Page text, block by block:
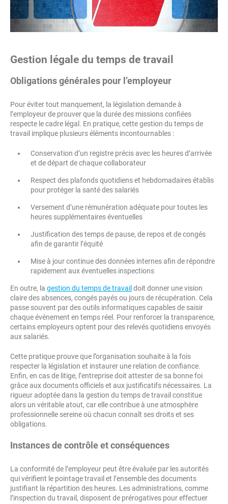
Gestion légale du temps de travail
Obligations générales pour l’employeur
Pour éviter tout manquement, la législation demande à
l’employeur de prouver que la durée des missions confiées
respecte le cadre légal. En pratique, cette gestion du temps de
travail implique plusieurs éléments incontournables :
Conservation d’un registre précis avec les heures d’arrivée
et de départ de chaque collaborateur
Respect des plafonds quotidiens et hebdomadaires établis
pour protéger la santé des salariés
Versement d’une rémunération adéquate pour toutes les
heures supplémentaires éventuelles
Justification des temps de pause, de repos et de congés
afin de garantir l’équité
Mise à jour continue des données internes afin de répondre
rapidement aux éventuelles inspections
En outre, la gestion du temps de travail doit donner une vision
claire des absences, congés payés ou jours de récupération. Cela
passe souvent par des outils informatiques capables de saisir
chaque événement en temps réel. Pour renforcer la transparence,
certains employeurs optent pour des relevés quotidiens envoyés
aux salariés.
Cette pratique prouve que l’organisation souhaite à la fois
respecter la législation et instaurer une relation de confiance.
Enfin, en cas de litige, l’entreprise doit attester de sa bonne foi
grâce aux documents officiels et aux justificatifs nécessaires. La
rigueur adoptée dans la gestion du temps de travail constitue
alors un véritable atout, car elle contribue à une atmosphère
professionnelle sereine où chacun connaît ses droits et ses
obligations.
Instances de contrôle et conséquences
La conformité de l’employeur peut être évaluée par les autorités
qui vérifient le pointage travail et l’ensemble des documents
justifiant la répartition des heures. Les administrations, comme
l’inspection du travail, disposent de prérogatives pour effectuer